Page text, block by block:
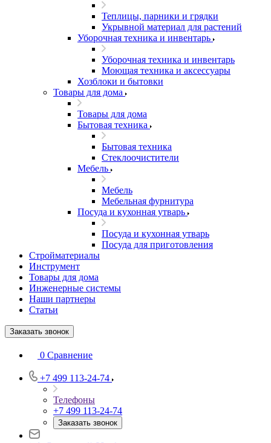
Теплицы, парники и грядки
Укрывной материал для растений
Уборочная техника и инвентарь
Уборочная техника и инвентарь
Моющая техника и аксессуары
Хозблоки и бытовки
Товары для дома
Товары для дома
Бытовая техника
Бытовая техника
Стеклоочистители
Мебель
Мебель
Мебельная фурнитура
Посуда и кухонная утварь
Посуда и кухонная утварь
Посуда для приготовления
Стройматериалы
Инструмент
Товары для дома
Инженерные системы
Наши партнеры
Статьи
Заказать звонок
0 Сравнение
+7 499 113-24-74
Телефоны
+7 499 113-24-74
Заказать звонок